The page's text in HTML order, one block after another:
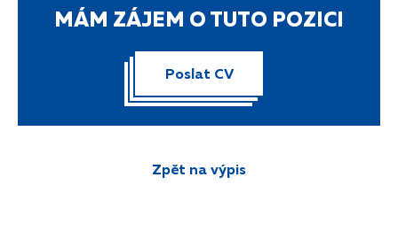
MÁM ZÁJEM O TUTO POZICI
Poslat CV
Zpět na výpis